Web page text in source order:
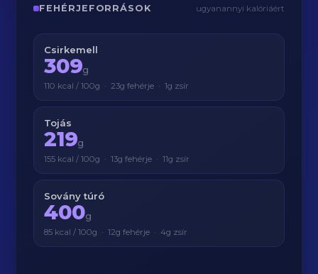
FEHÉRJEFORRÁSOK ugyanannyi kalóriáért
Csirkemell
309g
110 kcal / 100g · 23g fehérje · 1g zsír
Tojás
219g
155 kcal / 100g · 13g fehérje · 11g zsír
Sovány túró
400g
85 kcal / 100g · 12g fehérje · 4g zsír